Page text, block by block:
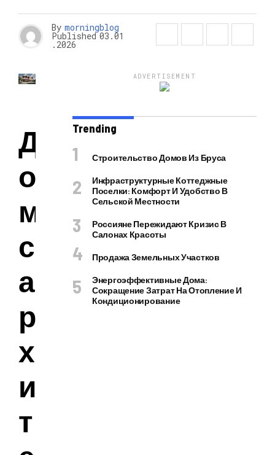
By morningblog
Published 03.01
.2026
Д
о
м
с
а
р
х
и
т
ADVERTISEMENT
Trending
Строительство Домов Из Бруса
Инфраструктурные Коттеджные
Поселки: Комфорт И Удобство В
Сельской Местности
Россияне Пережидают Кризис В
Салонах Красоты
Продажа Земельных Участков
Энергоэффективные Дома:
Сокращение Затрат На Отопление И
Кондиционирование